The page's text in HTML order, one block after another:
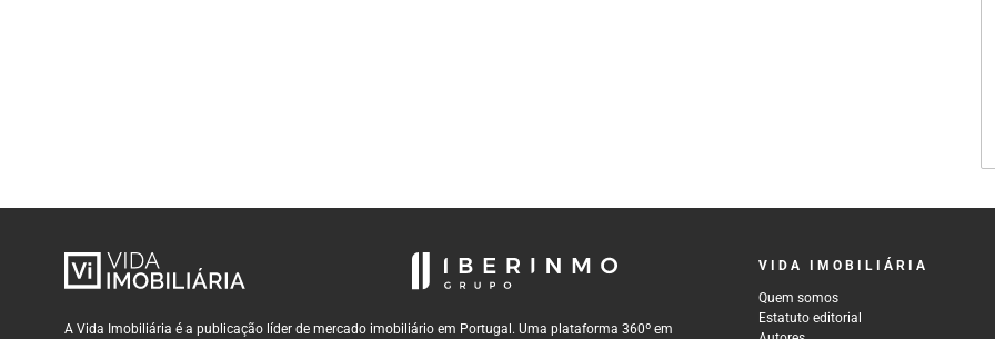
A Vida Imobiliária é a publicação líder de mercado imobiliário em Portugal. Uma plataforma 360º em
VIDA IMOBILIÁRIA
Quem somos
Estatuto editorial